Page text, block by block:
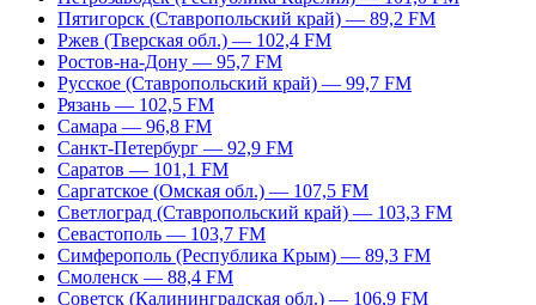
Пятигорск (Ставропольский край) — 89,2 FM
Ржев (Тверская обл.) — 102,4 FM
Ростов-на-Дону — 95,7 FM
Русское (Ставропольский край) — 99,7 FM
Рязань — 102,5 FM
Самара — 96,8 FM
Санкт-Петербург — 92,9 FM
Саратов — 101,1 FM
Саргатское (Омская обл.) — 107,5 FM
Светлоград (Ставропольский край) — 103,3 FM
Севастополь — 103,7 FM
Симферополь (Республика Крым) — 89,3 FM
Смоленск — 88,4 FM
Советск (Калининградская обл.) — 106,9 FM